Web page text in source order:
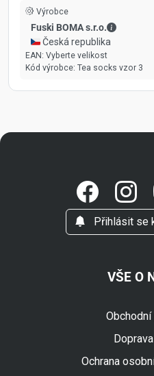
Výrobce
Fuski BOMA s.r.o.
Fuski
🇨🇿 Česká republika
EAN: Vyberte velikost
Kód výrobce: Tea socks vzor 3
Přihlásit se
VŠE O
Ochrana